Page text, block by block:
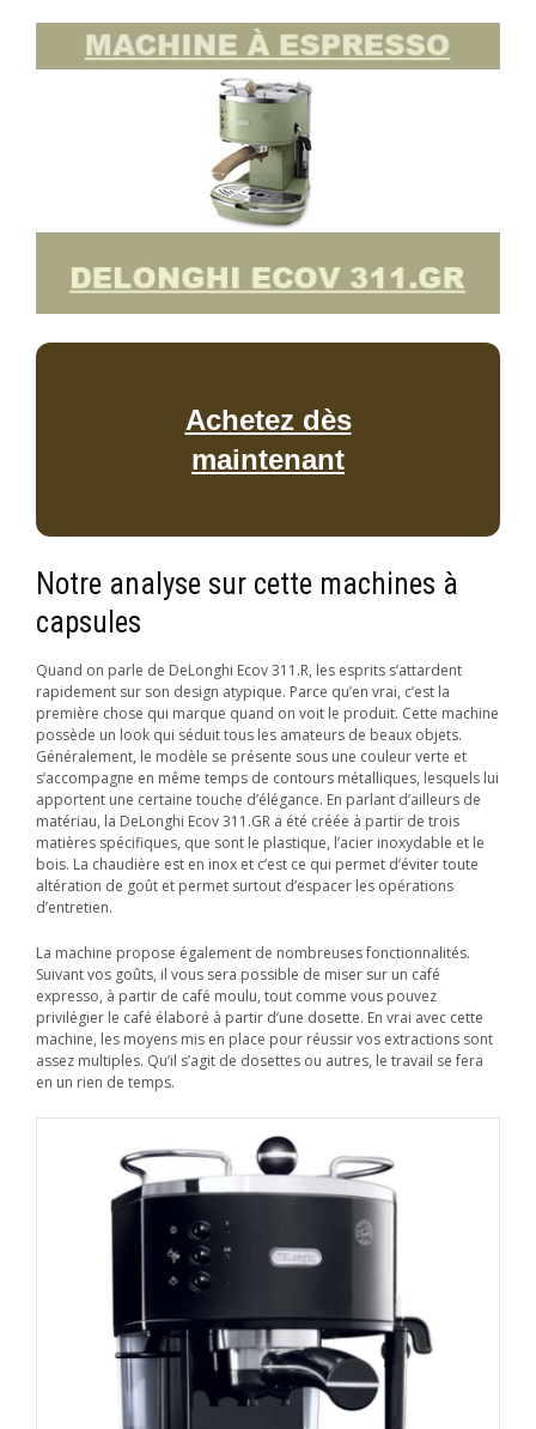
Achetez dès
maintenant
Notre analyse sur cette machines à
capsules
Quand on parle de DeLonghi Ecov 311.R, les esprits s’attardent
rapidement sur son design atypique. Parce qu’en vrai, c’est la
première chose qui marque quand on voit le produit. Cette machine
possède un look qui séduit tous les amateurs de beaux objets.
Généralement, le modèle se présente sous une couleur verte et
s’accompagne en même temps de contours métalliques, lesquels lui
apportent une certaine touche d’élégance. En parlant d’ailleurs de
matériau, la DeLonghi Ecov 311.GR a été créée à partir de trois
matières spécifiques, que sont le plastique, l’acier inoxydable et le
bois. La chaudière est en inox et c’est ce qui permet d’éviter toute
altération de goût et permet surtout d’espacer les opérations
d’entretien.
La machine propose également de nombreuses fonctionnalités.
Suivant vos goûts, il vous sera possible de miser sur un café
expresso, à partir de café moulu, tout comme vous pouvez
privilégier le café élaboré à partir d’une dosette. En vrai avec cette
machine, les moyens mis en place pour réussir vos extractions sont
assez multiples. Qu’il s’agit de dosettes ou autres, le travail se fera
en un rien de temps.